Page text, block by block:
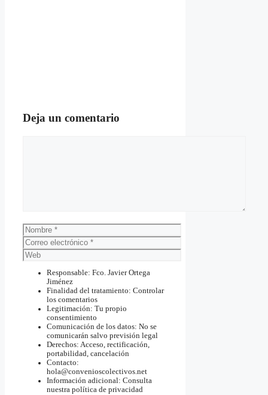
Deja un comentario
Nombre
Correo
electrónico
Web
Responsable: Fco. Javier Ortega
Jiménez
Finalidad del tratamiento: Controlar
los comentarios
Legitimación: Tu propio
consentimiento
Comunicación de los datos: No se
comunicarán salvo previsión legal
Derechos: Acceso, rectificación,
portabilidad, cancelación
Contacto:
hola@convenioscolectivos.net
Información adicional: Consulta
nuestra política de privacidad